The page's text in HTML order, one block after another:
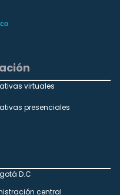
virtuales
presenciales
D.C
central